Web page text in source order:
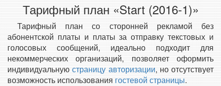
Тарифный план «Start (2016-1)»
Тарифный план со сторонней рекламой без
абонентской платы и платы за отправку текстовых и
голосовых сообщений, идеально подходит для
некоммерческих организаций, позволяет оформить
индивидуальнуюстраницу авторизации, но отсутствует
возможность использования гостевой страницы.